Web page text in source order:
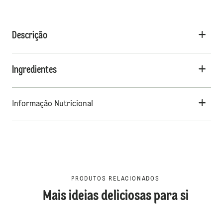
Descrição
Ingredientes
Informação Nutricional
PRODUTOS RELACIONADOS
Mais ideias deliciosas para si